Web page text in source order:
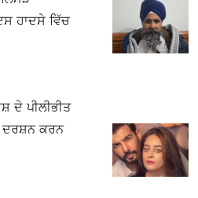
ਹਾਦਸੇ ਵਿੱਚ
ਦੇ ਪੀਲੀਭੀਤ
ਦਰਸ਼ਨ ਕਰਨ